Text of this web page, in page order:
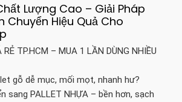
Lượng Cao – Giải Pháp
Chuyển Hiệu Quả Cho
TP.HCM – MUA 1 LẦN DÙNG NHIỀU
gỗ dễ mục, mối mọt, nhanh hư?
sang PALLET NHỰA – bền hơn, sạch